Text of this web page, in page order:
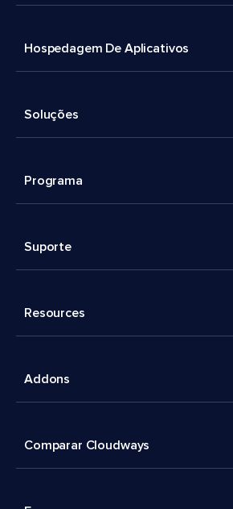
Hospedagem De Aplicativos
Soluções
Programa
Suporte
Resources
Addons
Comparar Cloudways